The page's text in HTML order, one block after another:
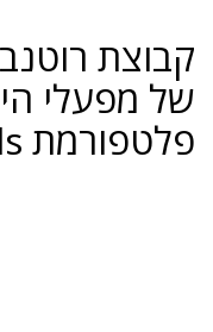
קבוצת
של מפעלי
פלטפורמת 3d Signals